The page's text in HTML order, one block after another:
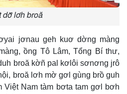
dơ̆ lơh broă
jơnau geh kuơ dờng màng
ồng Tô Lâm, Tổng Bí thư,
broă kờñ pal kơlôi sơnơng jrô
broă lơh mờ gơl gùng brồ guh
Việt Nam tàm bơta tam gơl bơh